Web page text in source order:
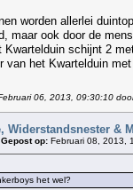
worden allerlei
maar ook door de
Kwartelduin schijnt 2
van het Kwartelduin
06, 2013, 09:30:10
Widerstandsnester &
op: Februari 08, 2013,
het wel?